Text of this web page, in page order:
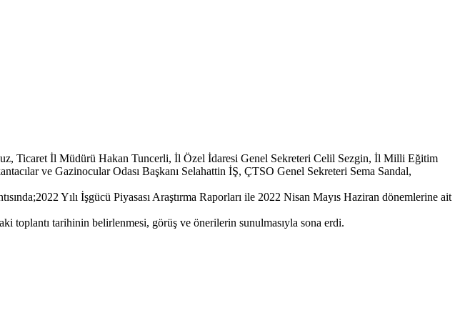
Ticaret İl Müdürü Hakan Tuncerli, İl Özel İdaresi Genel Sekreteri Celil Sezgin, İl Milli Eğitim
ve Gazinocular Odası Başkanı Selahattin İŞ, ÇTSO Genel Sekreteri Sema Sandal,
Yılı İşgücü Piyasası Araştırma Raporları ile 2022 Nisan Mayıs Haziran dönemlerine ait
toplantı tarihinin belirlenmesi, görüş ve önerilerin sunulmasıyla sona erdi.